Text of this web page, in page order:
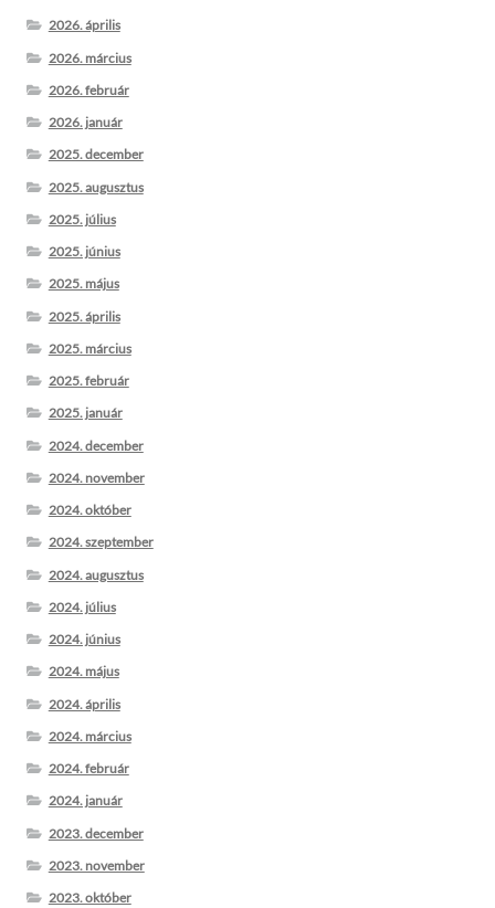
2026. április
2026. március
2026. február
2026. január
2025. december
2025. augusztus
2025. július
2025. június
2025. május
2025. április
2025. március
2025. február
2025. január
2024. december
2024. november
2024. október
2024. szeptember
2024. augusztus
2024. július
2024. június
2024. május
2024. április
2024. március
2024. február
2024. január
2023. december
2023. november
2023. október